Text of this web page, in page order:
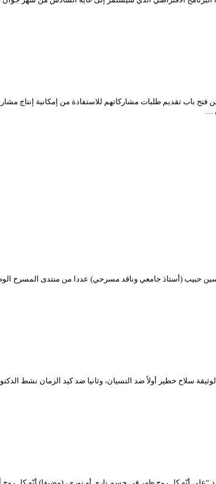
…
سلاح خطير أولاً ضد النسيان، وثانيا ضد كيد الزمان نشط